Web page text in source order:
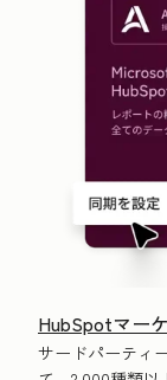
HubSpotマー
サードパーティ